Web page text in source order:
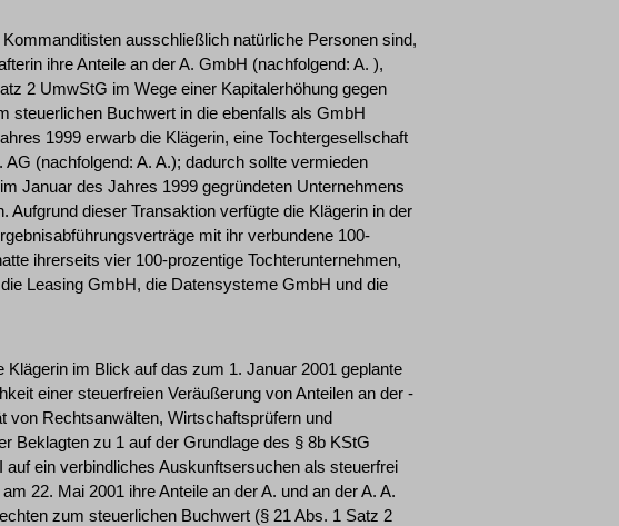
ausschließlich natürliche Personen sind,
ihre Anteile an der A. GmbH (nachfolgend: A. ),
2 UmwStG im Wege einer Kapitalerhöhung gegen
steuerlichen Buchwert in die ebenfalls als GmbH
1999 erwarb die Klägerin, eine Tochtergesellschaft
(nachfolgend: A. A.); dadurch sollte vermieden
Januar des Jahres 1999 gegründeten Unternehmens
Aufgrund dieser Transaktion verfügte die Klägerin in der
mit ihr verbundene 100-
ihrerseits vier 100-prozentige Tochterunternehmen,
Leasing GmbH, die Datensysteme GmbH und die
im Blick auf das zum 1. Januar 2001 geplante
einer steuerfreien Veräußerung von Anteilen an der -
von Rechtsanwälten, Wirtschaftsprüfern und
Beklagten zu 1 auf der Grundlage des § 8b KStG
ein verbindliches Auskunftsersuchen als steuerfrei
22. Mai 2001 ihre Anteile an der A. und an der A. A.
zum steuerlichen Buchwert (§ 21 Abs. 1 Satz 2